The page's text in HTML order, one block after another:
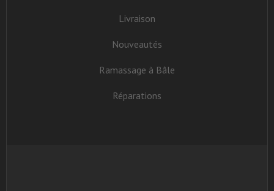
Livraison
Nouveautés
Ramassage à Bâle
Réparations